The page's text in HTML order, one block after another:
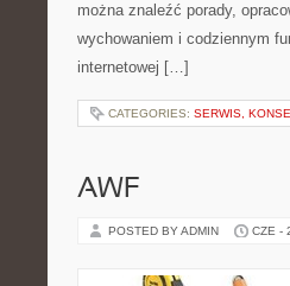
można znaleźć porady,
wychowaniem i codziennym
internetowej […]
CATEGORIES: SERWIS,
AWF
POSTED BY ADMIN CZE -